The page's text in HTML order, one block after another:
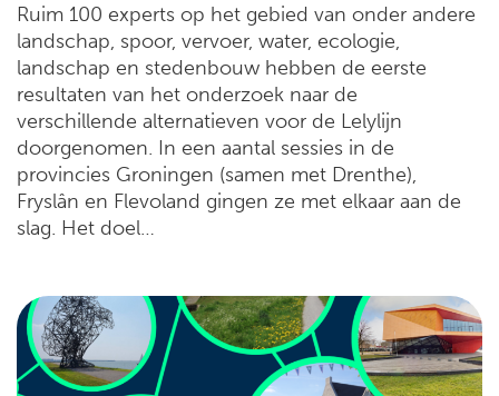
Ruim 100 experts op het gebied van onder andere
landschap, spoor, vervoer, water, ecologie,
landschap en stedenbouw hebben de eerste
resultaten van het onderzoek naar de
verschillende alternatieven voor de Lelylijn
doorgenomen. In een aantal sessies in de
provincies Groningen (samen met Drenthe),
Fryslân en Flevoland gingen ze met elkaar aan de
slag. Het doel…